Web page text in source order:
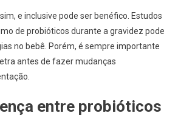
e inclusive pode ser benéfico. Estudos
de probióticos durante a gravidez pode
no bebê. Porém, é sempre importante
antes de fazer mudanças
entre probióticos